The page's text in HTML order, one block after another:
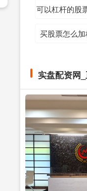
可以杠杆的股
买股票怎么
实盘配资网